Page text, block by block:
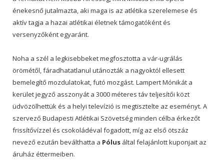
énekesnő jutalmazta, aki maga is az atlétika szerelemese és
aktív tagja a hazai atlétikai életnek támogatóként és
versenyzőként egyaránt.
Noha a szél a legkisebbeket megfosztotta a vár-ugrálás
örömétől, fáradhatatlanul utánozták a nagyoktól ellesett
bemelegítő mozdulatokat, futó mozgást. Lampert Mónikát a
kerület jegyző asszonyát a 3000 méteres táv teljesítői közt
üdvözölhettük és a helyi televízió is megtisztelte az eseményt. A
szervező Budapesti Atlétikai Szövetség minden célba érkezőt
frissítővízzel és csokoládéval fogadott, míg az első ötszáz
nevező ezután beválthatta a Pólus által felajánlott kuponjait az
áruház éttermeiben.